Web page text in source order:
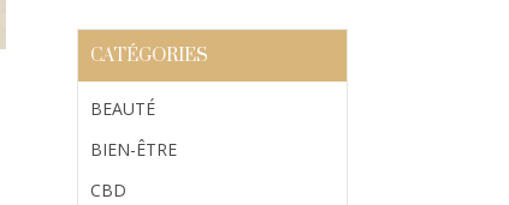
CATÉGORIES
BEAUTÉ
BIEN-ÊTRE
CBD